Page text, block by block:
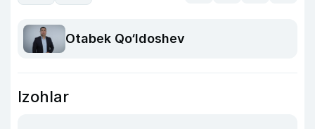
Otabek Qo‘ldoshev
Izohlar